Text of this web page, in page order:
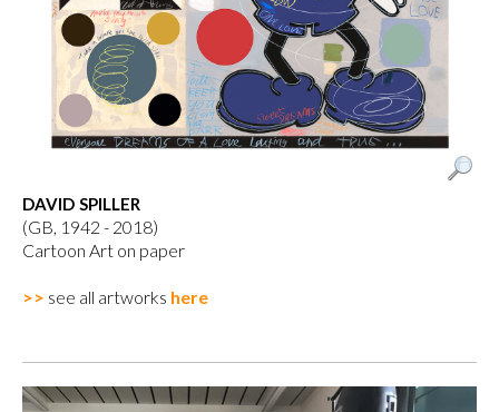
DAVID SPILLER
(GB, 1942 - 2018)
Cartoon Art on paper
>> see all artworks here